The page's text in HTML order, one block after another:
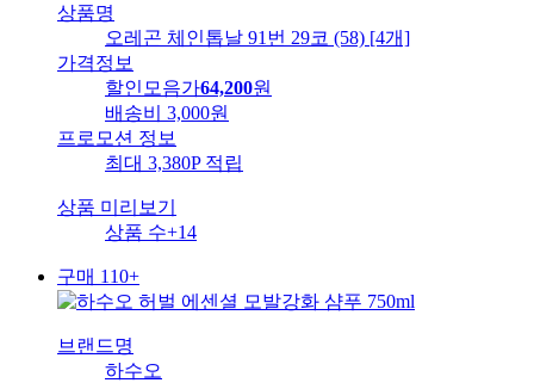
상품명
오레곤 체인톱날 91번 29코 (58) [4개]
가격정보
할인모음가64,200원
배송비
3,000원
프로모션 정보
최대 3,380P 적립
상품 미리보기
상품 수+14
구매 110+
브랜드명
하수오